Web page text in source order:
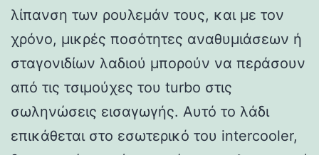
λίπανση των ρουλεμάν τους, και με τον
χρόνο, μικρές ποσότητες αναθυμιάσεων ή
σταγονιδίων λαδιού μπορούν να περάσουν
από τις τσιμούχες του turbo στις
σωληνώσεις εισαγωγής. Αυτό το λάδι
επικάθεται στο εσωτερικό του intercooler,